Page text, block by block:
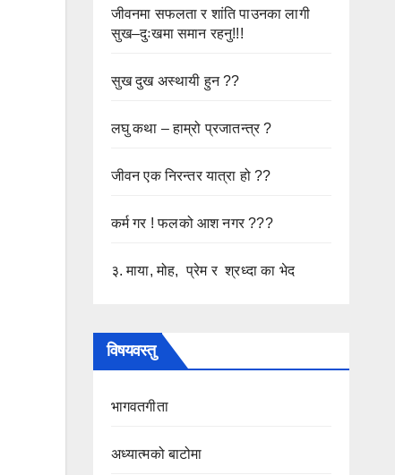
जीवनमा सफलता र शांति पाउनका लागी
सुख–दुःखमा समान रहनु!!!
सुख दुख अस्थायी हुन ??
लघु कथा – हाम्रो प्रजातन्त्र ?
जीवन एक निरन्तर यात्रा हो ??
कर्म गर ! फलको आश नगर ???
३. माया, मोह, प्रेम र श्रध्दा का भेद
विषयवस्तु
भागवतगीता
अध्यात्मको बाटोमा